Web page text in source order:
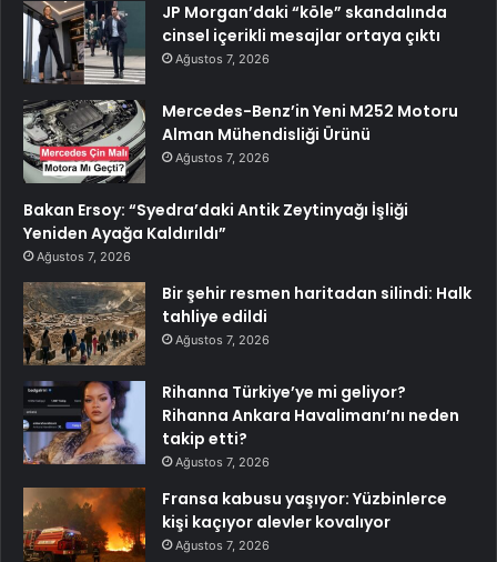
JP Morgan’daki “köle” skandalında
cinsel içerikli mesajlar ortaya çıktı
Ağustos 7, 2026
Mercedes-Benz’in Yeni M252 Motoru
Alman Mühendisliği Ürünü
Ağustos 7, 2026
Bakan Ersoy: “Syedra’daki Antik Zeytinyağı İşliği
Yeniden Ayağa Kaldırıldı”
Ağustos 7, 2026
Bir şehir resmen haritadan silindi: Halk
tahliye edildi
Ağustos 7, 2026
Rihanna Türkiye’ye mi geliyor?
Rihanna Ankara Havalimanı’nı neden
takip etti?
Ağustos 7, 2026
Fransa kabusu yaşıyor: Yüzbinlerce
kişi kaçıyor alevler kovalıyor
Ağustos 7, 2026